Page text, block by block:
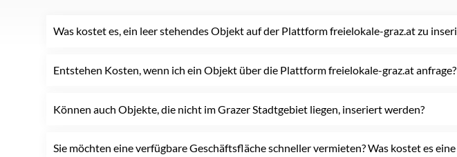
Was kostet es, ein leer stehendes Objekt auf der Plattform freielokale-graz.at zu
Entstehen Kosten, wenn ich ein Objekt über die Plattform freielokale-graz.at anfrage?
Können auch Objekte, die nicht im Grazer Stadtgebiet liegen, inseriert werden?
Sie möchten eine verfügbare Geschäftsfläche schneller vermieten? Was kostet es